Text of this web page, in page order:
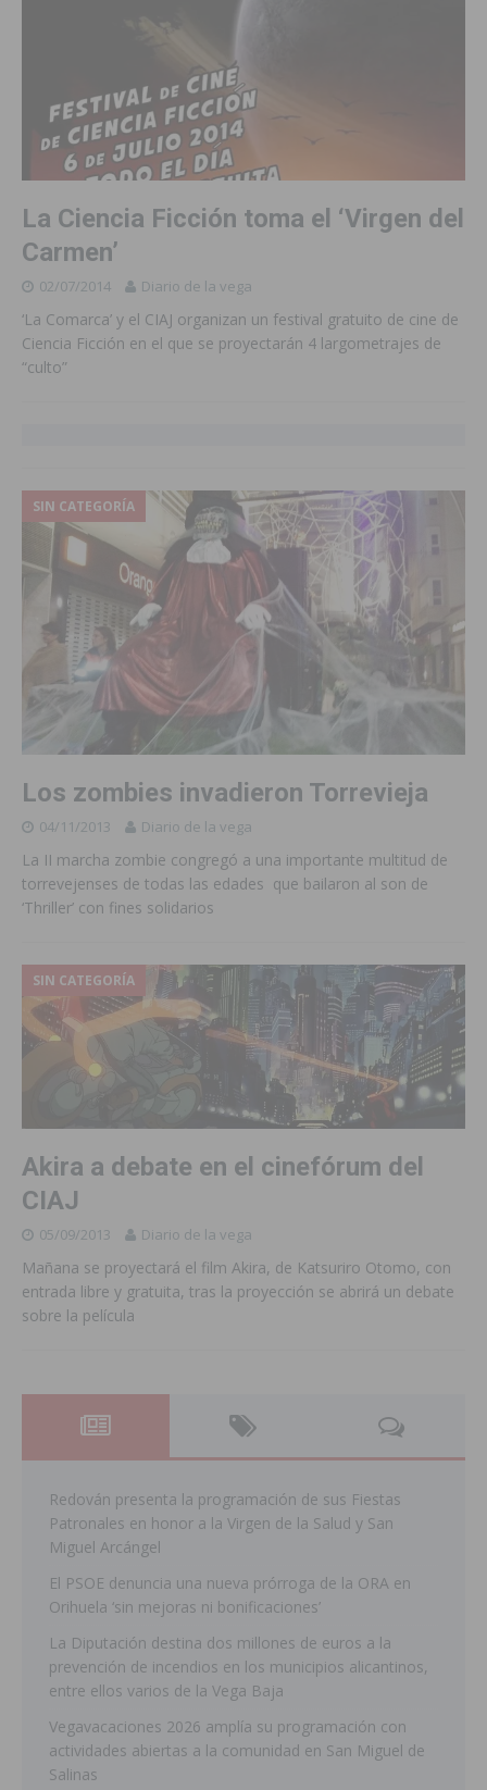
La Ciencia Ficción toma el ‘Virgen del
Carmen’
02/07/2014 Diario de la vega
‘La Comarca’ y el CIAJ organizan un festival gratuito de cine de
Ciencia Ficción en el que se proyectarán 4 largometrajes de
“culto”
SIN CATEGORÍA
Los zombies invadieron Torrevieja
04/11/2013 Diario de la vega
La II marcha zombie congregó a una importante multitud de
torrevejenses de todas las edades que bailaron al son de
‘Thriller’ con fines solidarios
SIN CATEGORÍA
Akira a debate en el cinefórum del
CIAJ
05/09/2013 Diario de la vega
Mañana se proyectará el film Akira, de Katsuriro Otomo, con
entrada libre y gratuita, tras la proyección se abrirá un debate
sobre la película
Redován presenta la programación de sus Fiestas
Patronales en honor a la Virgen de la Salud y San
Miguel Arcángel
El PSOE denuncia una nueva prórroga de la ORA en
Orihuela ‘sin mejoras ni bonificaciones’
La Diputación destina dos millones de euros a la
prevención de incendios en los municipios alicantinos,
entre ellos varios de la Vega Baja
Vegavacaciones 2026 amplía su programación con
actividades abiertas a la comunidad en San Miguel de
Salinas